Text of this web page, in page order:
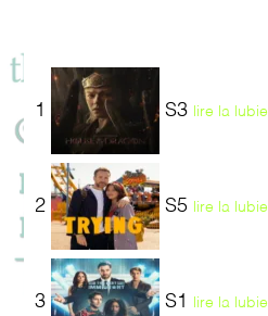
1 S3 lire la lubie
2 S5 lire la lubie
3 S1 lire la lubie